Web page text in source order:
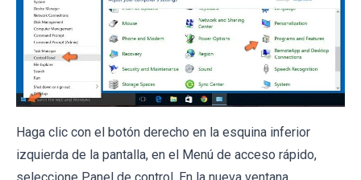
Haga clic con el botón derecho en la esquina inferior
izquierda de la pantalla, en el Menú de acceso rápido,
seleccione Panel de control. En la nueva ventana,